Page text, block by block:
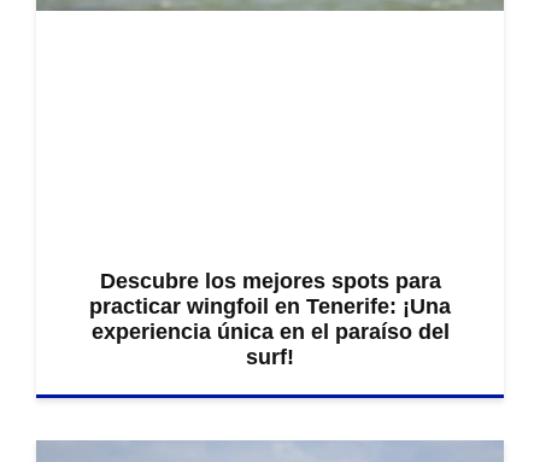
Descubre los mejores spots para
practicar wingfoil en Tenerife: ¡Una
experiencia única en el paraíso del
surf!